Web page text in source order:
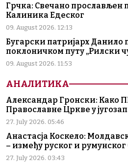
Грчка: Свечано прослављен
Калиника Едеског
09. August 2026. 12:13
Бугарски патријарх
поклоничком путу „Рилски
09. August 2026. 11:53
АНАЛИТИКА
Александар Гронски: Како
Православне Цркве у
27. July 2026. 05:46
Анастасја Коскело:
– између руског и
27. July 2026. 03:43